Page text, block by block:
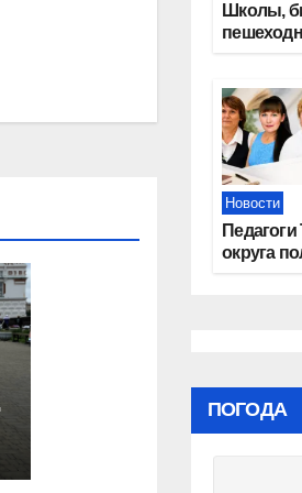
Школы,
«Единой
работы на
объектах
Новости
Педагоги
округа
ПОГОДА